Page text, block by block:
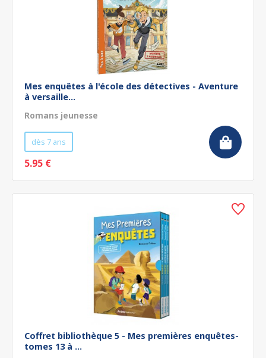
Mes enquêtes à l'école des détectives - Aventure
à versaille...
Romans jeunesse
dès 7 ans
5.95 €
Coffret bibliothèque 5 - Mes premières enquêtes-
tomes 13 à ...